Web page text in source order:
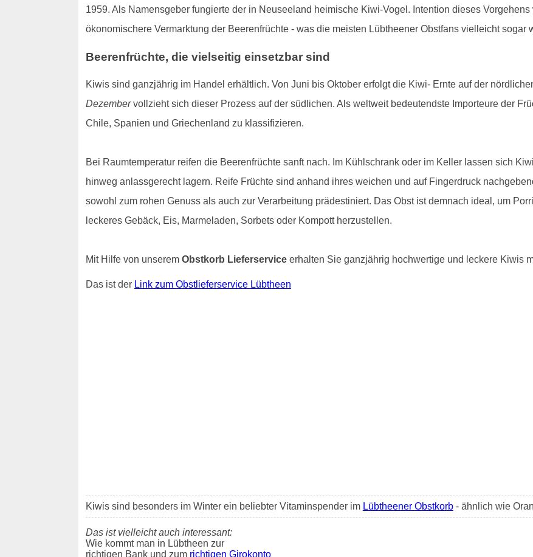
1959. Als Namensgeber fungierte der in Neuseeland heimische Kiwi-Vogel. Intention dieses
ökonomischere Vermarktung der Beerenfrüchte - was die meisten Lübtheener Obstfans vielleicht sogar
Beerenfrüchte, die vielseitig einsetzbar sind
Kiwis sind ganzjährig im Handel erhältlich. Von Juni bis Oktober erfolgt die Kiwi- Ernte auf der
Dezembervollzieht sich dieser Prozess auf der südlichen. Als weltweit bedeutendste Importeure der
Chile, Spanien und Griechenland zu klassifizieren.
Bei Raumtemperatur reifen die Beerenfrüchte sanft nach. Im Kühlschrank oder im Keller lassen sich
hinweg anlassgerecht lagern. Reife Früchte sind anhand ihres weichen und auf Fingerdruck
sowohl zum rohen Genuss als auch zur Verarbeitung prädestiniert. Das Obst ist demnach ideal, um
leckeres Gebäck, Eis, Marmeladen, Sorbets oder Kompott herzustellen.
Mit Hilfe von unserem Obstkorb Lieferserviceerhalten Sie ganzjährig hochwertige und leckere Kiwis
Das ist der Link zum Obstlieferservice Lübtheen
Kiwis sind besonders im Winter ein beliebter Vitaminspender im Lübtheener Obstkorb- ähnlich wie
Das ist vielleicht auch interessant:
Wie kommt man in Lübtheen zur
richtigen Bank und zum richtigen Girokonto